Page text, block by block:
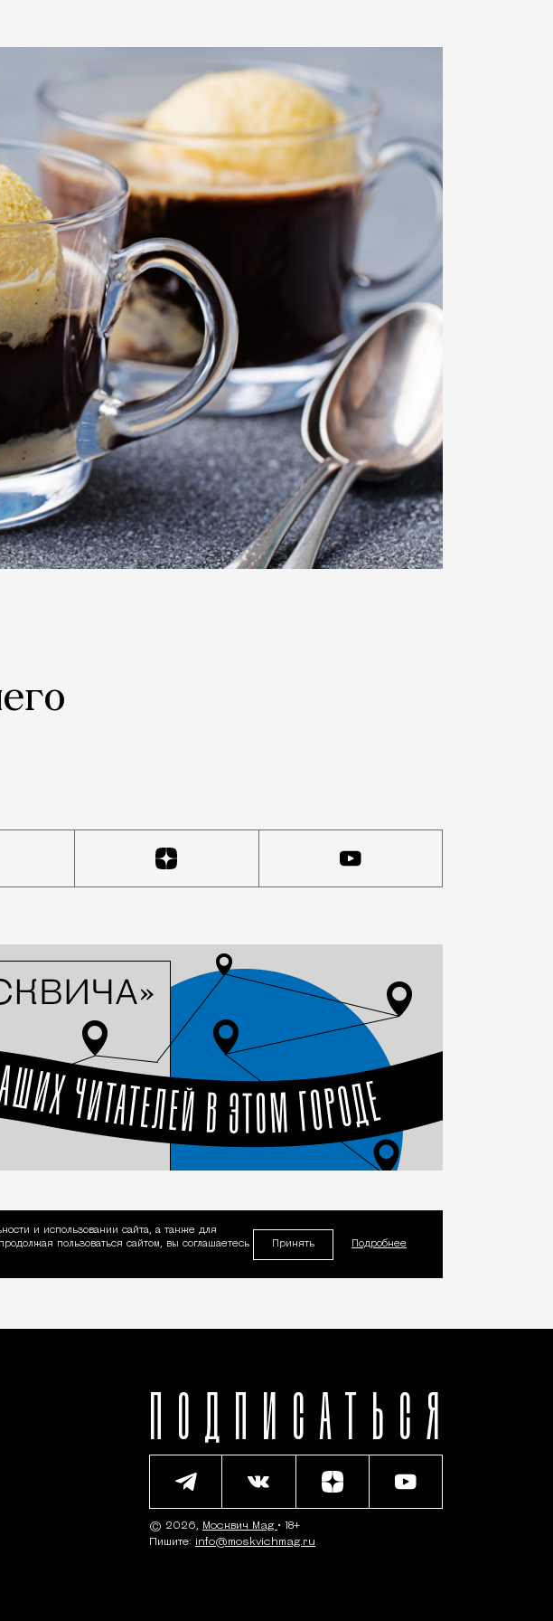
и использовании сайта, а также для
пользоваться сайтом, вы соглашаетесь
Принять Подробнее
ПОДПИСАТЬСЯ
© 2026, Москвич Mag • 18+
Пишите: info@moskvichmag.ru